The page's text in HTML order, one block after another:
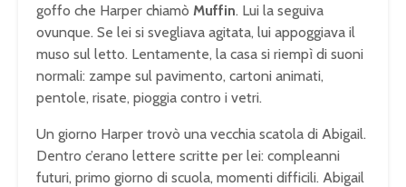
goffo che Harper chiamò Muffin. Lui la seguiva
ovunque. Se lei si svegliava agitata, lui appoggiava il
muso sul letto. Lentamente, la casa si riempì di suoni
normali: zampe sul pavimento, cartoni animati,
pentole, risate, pioggia contro i vetri.
Un giorno Harper trovò una vecchia scatola di Abigail.
Dentro c’erano lettere scritte per lei: compleanni
futuri, primo giorno di scuola, momenti difficili. Abigail